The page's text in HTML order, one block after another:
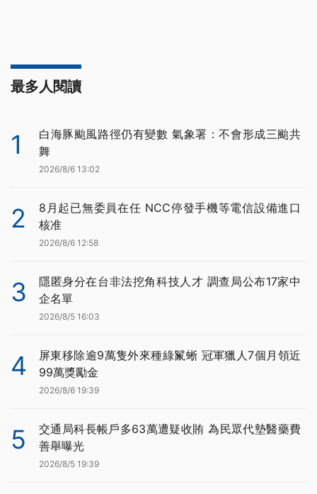
最多人閱讀
1
白海豚颱風路徑仍有變數 氣象署：不會形成三颱共
舞
2026/8/6 13:02
2
8月起已無委員在任 NCC停發手機等電信設備進口
核准
2026/8/6 12:58
3
隱匿身分在台非法挖角科技人才 調查局公布17家中
企名單
2026/8/5 16:03
4
屏東移除逾9萬隻外來種綠鬣蜥 冠軍獵人7個月領近
99萬獎勵金
2026/8/6 19:39
5
交通局科長帳戶多63萬遭疑收賄 為民眾代墊醫藥費
善舉曝光
2026/8/5 19:39